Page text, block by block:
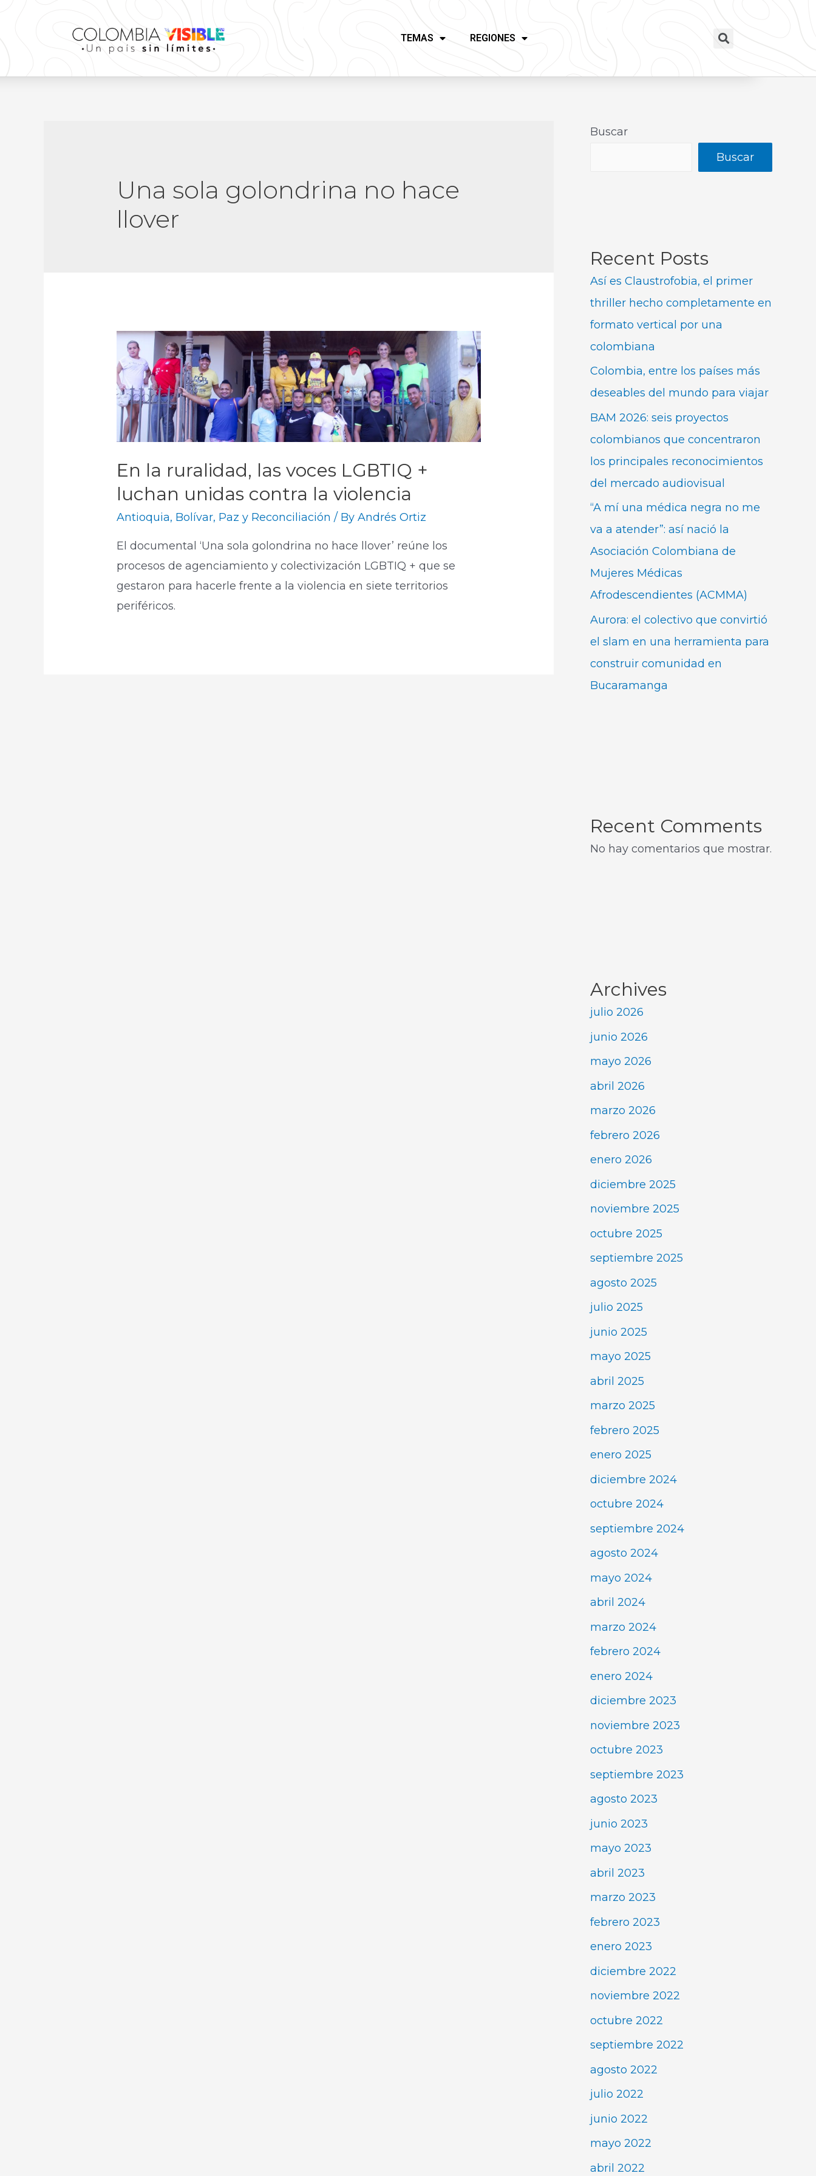
TEMAS REGIONES
Una sola golondrina no hace
llover
En la ruralidad, las voces LGBTIQ +
luchan unidas contra la violencia
Antioquia, Bolívar, Paz y Reconciliación / ByAndrés Ortiz
El documental ‘Una sola golondrina no hace llover’ reúne los
procesos de agenciamiento y colectivización LGBTIQ + que se
gestaron para hacerle frente a la violencia en siete territorios
periféricos. ​
Buscar
Buscar
Recent Posts
Así es Claustrofobia, el primer
thriller hecho completamente en
formato vertical por una
colombiana
Colombia, entre los países más
deseables del mundo para viajar
BAM 2026: seis proyectos
colombianos que concentraron
los principales reconocimientos
del mercado audiovisual
“A mí una médica negra no me
va a atender”: así nació la
Asociación Colombiana de
Mujeres Médicas
Afrodescendientes (ACMMA)
Aurora: el colectivo que convirtió
el slam en una herramienta para
construir comunidad en
Bucaramanga
Recent Comments
No hay comentarios que mostrar.
Archives
julio 2026
junio 2026
mayo 2026
abril 2026
marzo 2026
febrero 2026
enero 2026
diciembre 2025
noviembre 2025
octubre 2025
septiembre 2025
agosto 2025
julio 2025
junio 2025
mayo 2025
abril 2025
marzo 2025
febrero 2025
enero 2025
diciembre 2024
octubre 2024
septiembre 2024
agosto 2024
mayo 2024
abril 2024
marzo 2024
febrero 2024
enero 2024
diciembre 2023
noviembre 2023
octubre 2023
septiembre 2023
agosto 2023
junio 2023
mayo 2023
abril 2023
marzo 2023
febrero 2023
enero 2023
diciembre 2022
noviembre 2022
octubre 2022
septiembre 2022
agosto 2022
julio 2022
junio 2022
mayo 2022
abril 2022